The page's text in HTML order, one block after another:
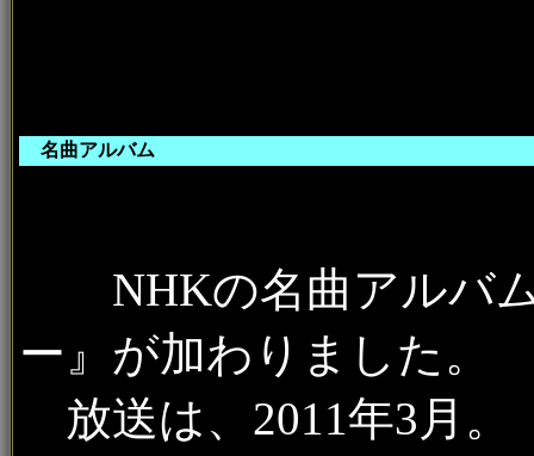
名曲アルバム
NHKの名曲アルバム
ー』が加わりました。
放送は、2011年3月。